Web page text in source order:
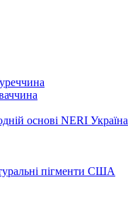
основі NERI Україна
пігменти США